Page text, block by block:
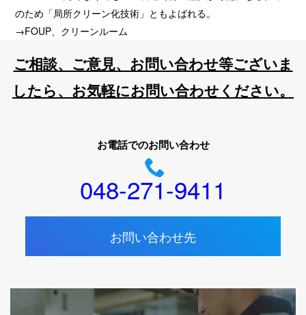
のため「局所クリーン化技術」ともよばれる。
→FOUP、クリーンルーム
ご相談、ご意見、お問い合わせ等ございま
したら、お気軽にお問い合わせください。
お電話でのお問い合わせ
048-271-9411
お問い合わせ先